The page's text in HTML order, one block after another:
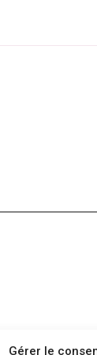
Gérer le